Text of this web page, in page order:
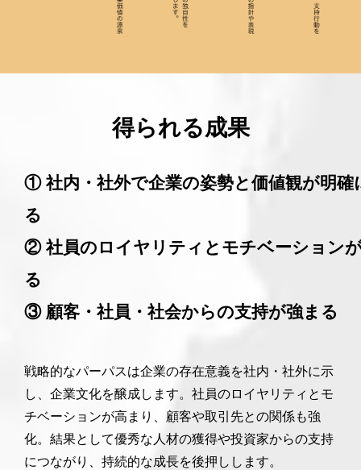
得られる成果
① 社内・社外で企業の姿勢と価値観が明確
る
② 社員のロイヤリティとモチベーション
る
③ 顧客・社員・社会からの支持が強まる
戦略的なパーパスは企業の存在意義を社内・社外に示
し、企業文化を醸成します。社員のロイヤリティとモ
チベーションが高まり、顧客や取引先との関係も強
化。結果として優秀な人材の獲得や投資家からの支持
につながり、持続的な成長を後押しします。